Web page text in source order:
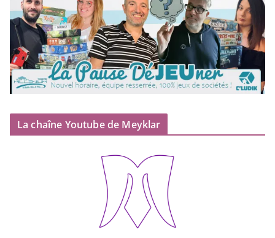
La chaîne Youtube de Meyklar